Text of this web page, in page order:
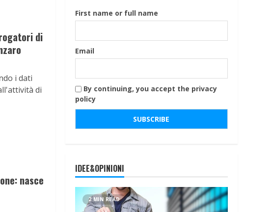
di
i dati
di
nasce
First name or full name
Email
By continuing, you accept the privacy
policy
IDEE&OPINIONI
2 MIN READ